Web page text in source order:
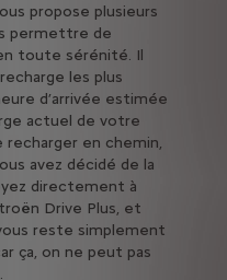
propose plusieurs
permettre de
toute sérénité. Il
les plus
d’arrivée estimée
actuel de votre
en chemin,
avez décidé de la
directement à
Drive Plus, et
reste simplement
ça, on ne peut pas